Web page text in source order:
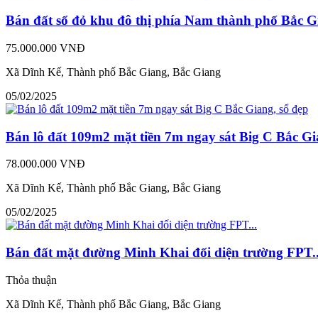
Bán đất sổ đỏ khu đô thị phía Nam thành phố Bắc
75.000.000 VNĐ
Xã Dĩnh Kế, Thành phố Bắc Giang, Bắc Giang
05/02/2025
Bán lô đất 109m2 mặt tiền 7m ngay sát Big C Bắc
78.000.000 VNĐ
Xã Dĩnh Kế, Thành phố Bắc Giang, Bắc Giang
05/02/2025
Bán đất mặt đường Minh Khai đối diện trường
Thỏa thuận
Xã Dĩnh Kế, Thành phố Bắc Giang, Bắc Giang